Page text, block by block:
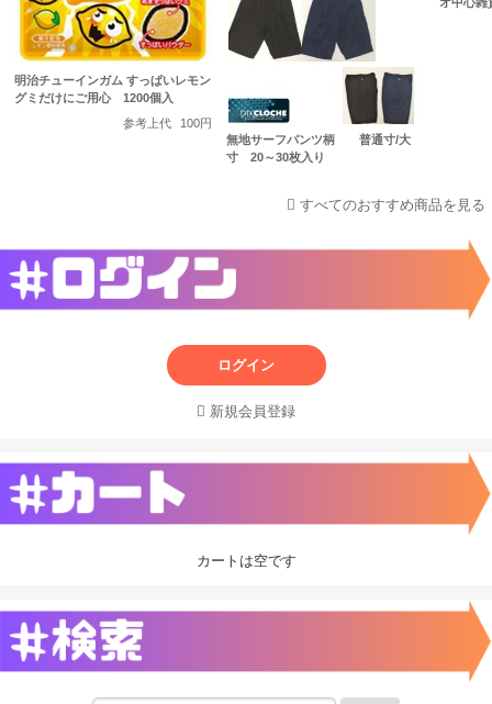
明治チューインガム すっぱいレモン
グミだけにご用心 1200個入
参考上代
100円
無地サーフパンツ柄 普通寸/大
寸 20～30枚入り
すべてのおすすめ商品を見る
ログイン
新規会員登録
カートは空です